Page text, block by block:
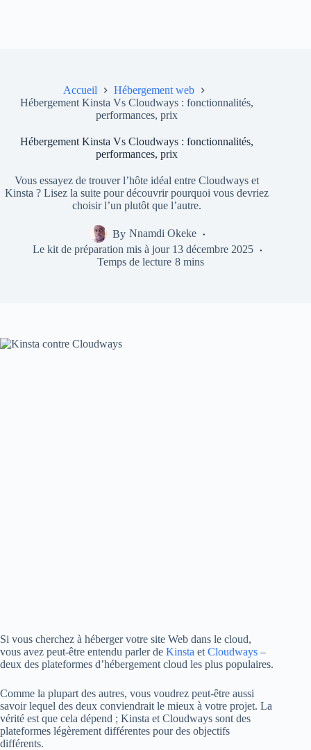
Accueil
Hébergement web
Hébergement Kinsta Vs Cloudways : fonctionnalités,
performances, prix
Hébergement Kinsta Vs Cloudways : fonctionnalités,
performances, prix
Vous essayez de trouver l’hôte idéal entre Cloudways et
Kinsta ? Lisez la suite pour découvrir pourquoi vous devriez
choisir l’un plutôt que l’autre.
By Nnamdi Okeke
Le kit de préparation mis à jour 13 décembre 2025
Temps de lecture 8 mins
Si vous cherchez à héberger votre site Web dans le cloud,
vous avez peut-être entendu parler de Kinsta et Cloudways –
deux des plateformes d’hébergement cloud les plus populaires.
Comme la plupart des autres, vous voudrez peut-être aussi
savoir lequel des deux conviendrait le mieux à votre projet. La
vérité est que cela dépend ; Kinsta et Cloudways sont des
plateformes légèrement différentes pour des objectifs
différents.